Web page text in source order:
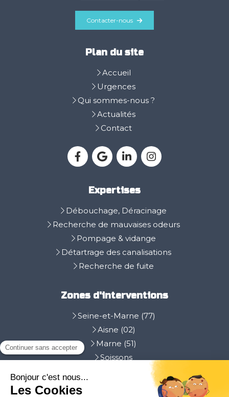
Contacter-nous
Plan du site
Accueil
Urgences
Qui sommes-nous ?
Actualités
Contact
Expertises
Débouchage, Déracinage
Recherche de mauvaises odeurs
Pompage & vidange
Détartrage des canalisations
Recherche de fuite
Zones d'interventions
Seine-et-Marne (77)
Aisne (02)
Marne (51)
Soissons
La Ferté-sous-Jouarre